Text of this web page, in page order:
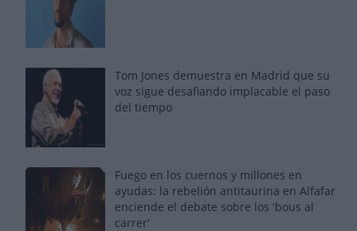
Tom Jones demuestra en Madrid que su
voz sigue desafiando implacable el paso
del tiempo
Fuego en los cuernos y millones en
ayudas: la rebelión antitaurina en Alfafar
enciende el debate sobre los 'bous al
carrer'